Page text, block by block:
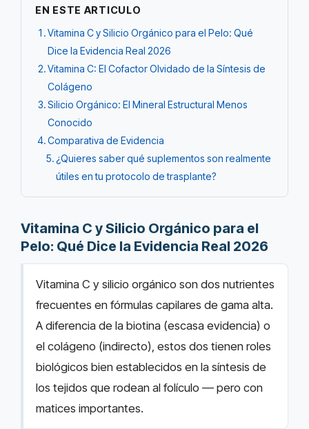
EN ESTE ARTICULO
Vitamina C y Silicio Orgánico para el Pelo: Qué
Dice la Evidencia Real 2026
Vitamina C: El Cofactor Olvidado de la Síntesis de
Colágeno
Silicio Orgánico: El Mineral Estructural Menos
Conocido
Comparativa de Evidencia
¿Quieres saber qué suplementos son realmente
útiles en tu protocolo de trasplante?
Vitamina C y Silicio Orgánico para el
Pelo: Qué Dice la Evidencia Real 2026
Vitamina C y silicio orgánico son dos nutrientes
frecuentes en fórmulas capilares de gama alta.
A diferencia de la biotina (escasa evidencia) o
el colágeno (indirecto), estos dos tienen roles
biológicos bien establecidos en la síntesis de
los tejidos que rodean al folículo — pero con
matices importantes.